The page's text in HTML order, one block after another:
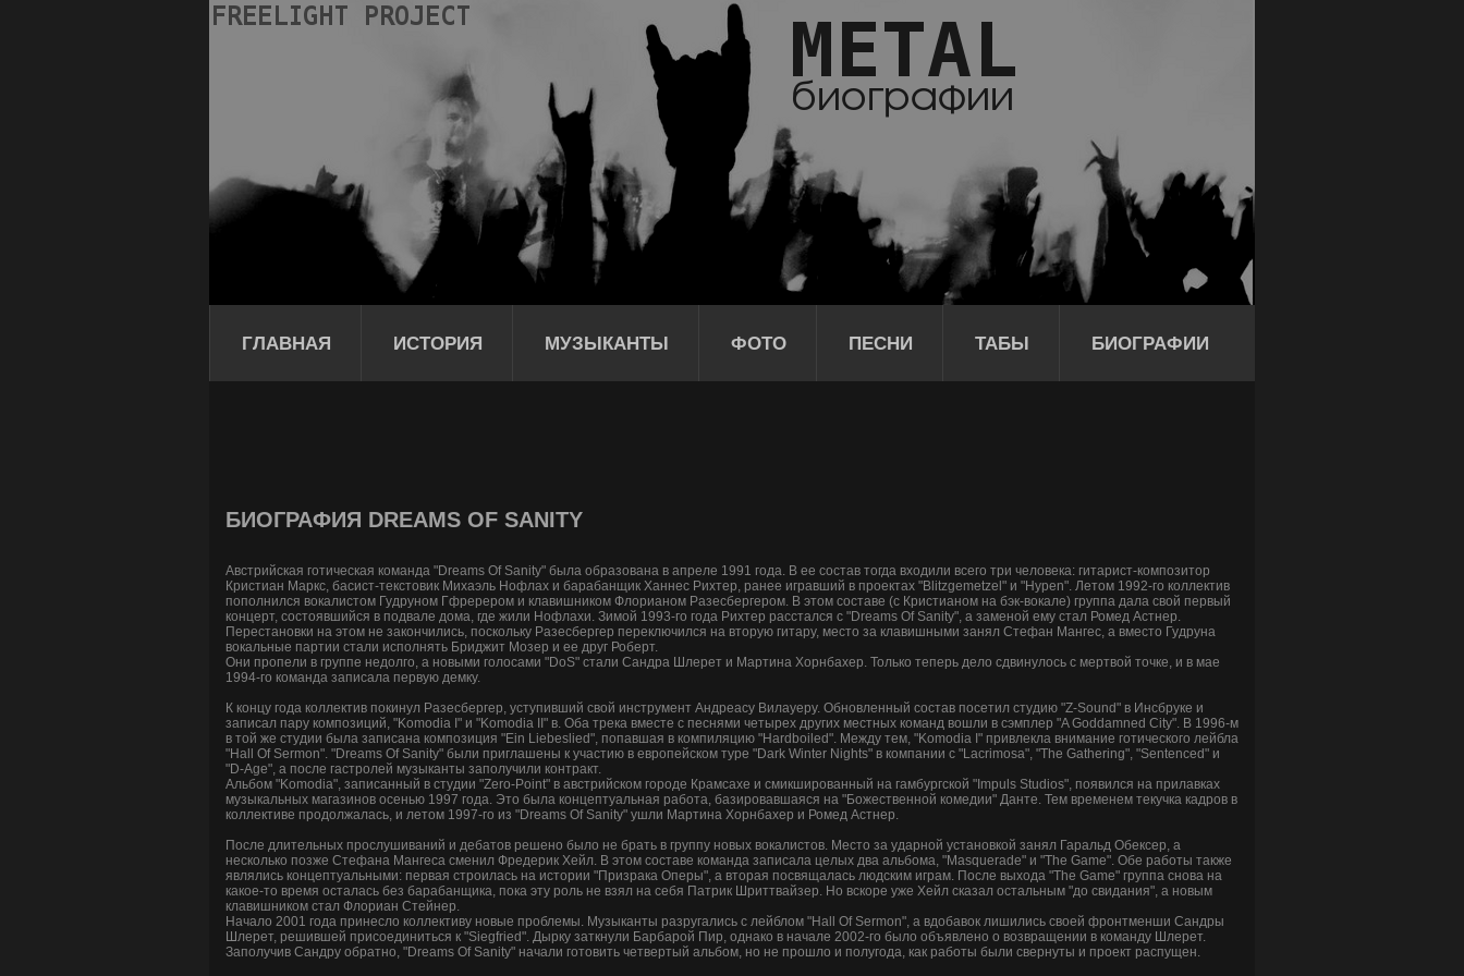
ГЛАВНАЯ ИСТОРИЯ МУЗЫКАНТЫ ФОТО ПЕСНИ ТАБЫ БИОГРАФИИ
БИОГРАФИЯ DREAMS OF SANITY
Австрийская готическая команда "Dreams Of Sanity" была образована в апреле 1991 года. В ее состав тогда входили всего три человека: гитарист-композитор
Кристиан Маркс, басист-текстовик Михаэль Нофлах и барабанщик Ханнес Рихтер, ранее игравший в проектах "Blitzgemetzel" и "Hypen". Летом 1992-го коллектив
пополнился вокалистом Гудруном Гфререром и клавишником Флорианом Разесбергером. В этом составе (с Кристианом на бэк-вокале) группа дала свой первый
концерт, состоявшийся в подвале дома, где жили Нофлахи. Зимой 1993-го года Рихтер расстался с "Dreams Of Sanity", а заменой ему стал Ромед Астнер.
Перестановки на этом не закончились, поскольку Разесбергер переключился на вторую гитару, место за клавишными занял Стефан Мангес, а вместо Гудруна
вокальные партии стали исполнять Бриджит Мозер и ее друг Роберт.
Они пропели в группе недолго, а новыми голосами "DoS" стали Сандра Шлерет и Мартина Хорнбахер. Только теперь дело сдвинулось с мертвой точке, и в мае
1994-го команда записала первую демку.
К концу года коллектив покинул Разесбергер, уступивший свой инструмент Андреасу Вилауеру. Обновленный состав посетил студию "Z-Sound" в Инсбруке и
записал пару композиций, "Komodia I" и "Komodia II" в. Оба трека вместе с песнями четырех других местных команд вошли в сэмплер "A Goddamned City". В 1996-м
в той же студии была записана композиция "Ein Liebeslied", попавшая в компиляцию "Hardboiled". Между тем, "Komodia I" привлекла внимание готического лейбла
"Hall Of Sermon". "Dreams Of Sanity" были приглашены к участию в европейском туре "Dark Winter Nights" в компании с "Lacrimosa", "The Gathering", "Sentenced" и
"D-Age", а после гастролей музыканты заполучили контракт.
Альбом "Komodia", записанный в студии "Zero-Point" в австрийском городе Крамсахе и смикшированный на гамбургской "Impuls Studios", появился на прилавках
музыкальных магазинов осенью 1997 года. Это была концептуальная работа, базировавшаяся на "Божественной комедии" Данте. Тем временем текучка кадров в
коллективе продолжалась, и летом 1997-го из "Dreams Of Sanity" ушли Мартина Хорнбахер и Ромед Астнер.
После длительных прослушиваний и дебатов решено было не брать в группу новых вокалистов. Место за ударной установкой занял Гаральд Обексер, а
несколько позже Стефана Мангеса сменил Фредерик Хейл. В этом составе команда записала целых два альбома, "Masquerade" и "The Game". Обе работы также
являлись концептуальными: первая строилась на истории "Призрака Оперы", а вторая посвящалась людским играм. После выхода "The Game" группа снова на
какое-то время осталась без барабанщика, пока эту роль не взял на себя Патрик Шриттвайзер. Но вскоре уже Хейл сказал остальным "до свидания", а новым
клавишником стал Флориан Стейнер.
Начало 2001 года принесло коллективу новые проблемы. Музыканты разругались с лейблом "Hall Of Sermon", а вдобавок лишились своей фронтменши Сандры
Шлерет, решившей присоединиться к "Siegfried". Дырку заткнули Барбарой Пир, однако в начале 2002-го было объявлено о возвращении в команду Шлерет.
Заполучив Сандру обратно, "Dreams Of Sanity" начали готовить четвертый альбом, но не прошло и полугода, как работы были свернуты и проект распущен.